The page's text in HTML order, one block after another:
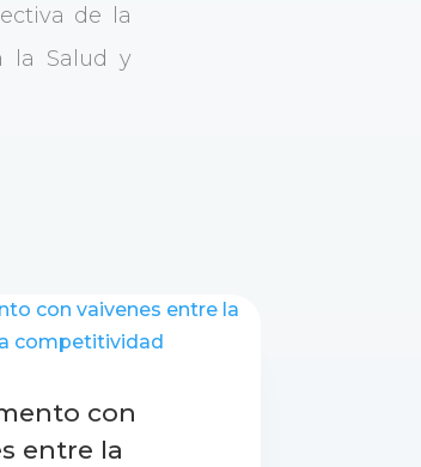
de la
la Salud y
con
entre la